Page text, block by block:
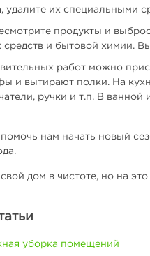
удалите их специальными
продукты и
и бытовой химии.
работ можно
и вытирают полки. На
ручки и т.п. В
нам начать новый
дом в чистоте, но на
уборка помещений